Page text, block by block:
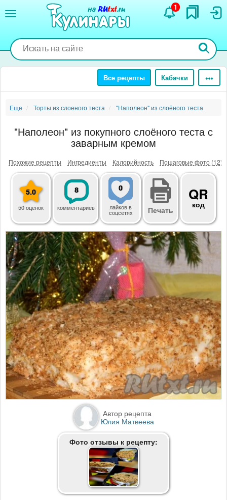
содержанию
1
Все рецепты Кабачки
Еще Торты из слоеного теста "Наполеон" из слоёного теста
"Наполеон" из покупного слоёного теста с
заварным кремом
Похожие рецепты Ингредиенты Калорийность Пошаговые фото (12)
5.0
50 оценок
8
комментариев
0
лайковв
соцсетях Печать
QR
код
Автор рецепта
Юлия Матвеева
Фото отзывы к рецепту: